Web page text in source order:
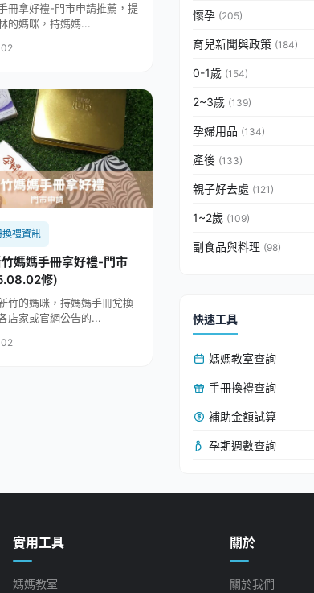
冊拿好禮-門市申請推薦，提
的媽咪，持媽媽...
禮資訊
媽媽手冊拿好禮-門市
修)
竹的媽咪，持媽媽手冊兌換
店家或官網公告的...
懷孕 (205)
育兒新聞與政策 (184)
0-1歲 (154)
2~3歲 (139)
孕婦用品 (134)
產後 (133)
親子好去處 (121)
1~2歲 (109)
副食品與料理 (98)
快速工具
媽媽教室查詢
手冊換禮查詢
補助金額試算
孕期週數查詢
實用工具
媽媽教室
關於
關於我們